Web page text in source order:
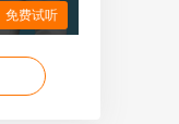
免费试听